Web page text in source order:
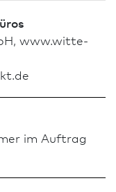
www.witte-
im Auftrag